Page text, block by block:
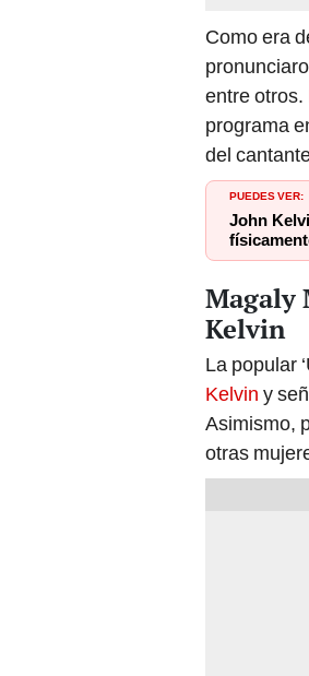
Como era
entre otros.
programa
del
PUEDES VER:
John
Magaly
Kelvin
La popular
Kelvin y
Asimismo,
otras